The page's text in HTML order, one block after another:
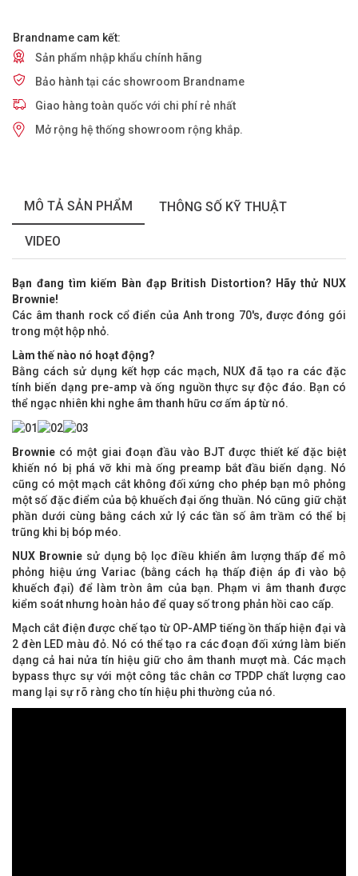
Brandname cam kết:
Sản phẩm nhập khẩu chính hãng
Bảo hành tại các showroom Brandname
Giao hàng toàn quốc với chi phí rẻ nhất
Mở rộng hệ thống showroom rộng khắp.
MÔ TẢ SẢN PHẨM THÔNG SỐ KỸ THUẬT
VIDEO
Bạn đang tìm kiếm Bàn đạp British Distortion? Hãy thử NUX
Brownie!
Các âm thanh rock cổ điển của Anh trong 70's, được đóng gói
trong một hộp nhỏ.
Làm thế nào nó hoạt động?
Bằng cách sử dụng kết hợp các mạch, NUX đã tạo ra các đặc
tính biến dạng pre-amp và ống nguồn thực sự độc đáo. Bạn có
thể ngạc nhiên khi nghe âm thanh hữu cơ ấm áp từ nó.
Brownie có một giai đoạn đầu vào BJT được thiết kế đặc biệt
khiến nó bị phá vỡ khi mà ống preamp bắt đầu biến dạng. Nó
cũng có một mạch cắt không đối xứng cho phép bạn mô phỏng
một số đặc điểm của bộ khuếch đại ống thuần. Nó cũng giữ chặt
phần dưới cùng bằng cách xử lý các tần số âm trầm có thể bị
trũng khi bị bóp méo.
NUX Browniesử dụng bộ lọc điều khiển âm lượng thấp để mô
phỏng hiệu ứng Variac (bằng cách hạ thấp điện áp đi vào bộ
khuếch đại) để làm tròn âm của bạn. Phạm vi âm thanh được
kiểm soát nhưng hoàn hảo để quay số trong phản hồi cao cấp.
Mạch cắt điện được chế tạo từ OP-AMP tiếng ồn thấp hiện đại và
2 đèn LED màu đỏ. Nó có thể tạo ra các đoạn đối xứng làm biến
dạng cả hai nửa tín hiệu giữ cho âm thanh mượt mà. Các mạch
bypass thực sự với một công tắc chân cơ TPDP chất lượng cao
mang lại sự rõ ràng cho tín hiệu phi thường của nó.